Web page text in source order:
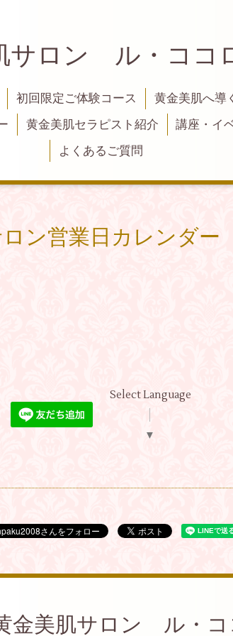
サロン ル・コ
初回限定ご体験コース 黄金美肌へ導
黄金美肌セラピスト紹介 講座・イ
よくあるご質問
ン営業日カレンダー
Select Language
▼
美肌サロン ル・